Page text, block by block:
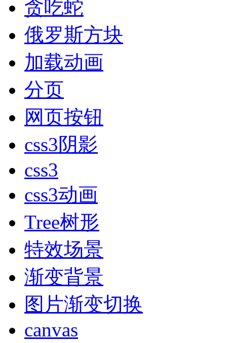
贪吃蛇
俄罗斯方块
加载动画
分页
网页按钮
css3阴影
css3
css3动画
Tree树形
特效场景
渐变背景
图片渐变切换
canvas